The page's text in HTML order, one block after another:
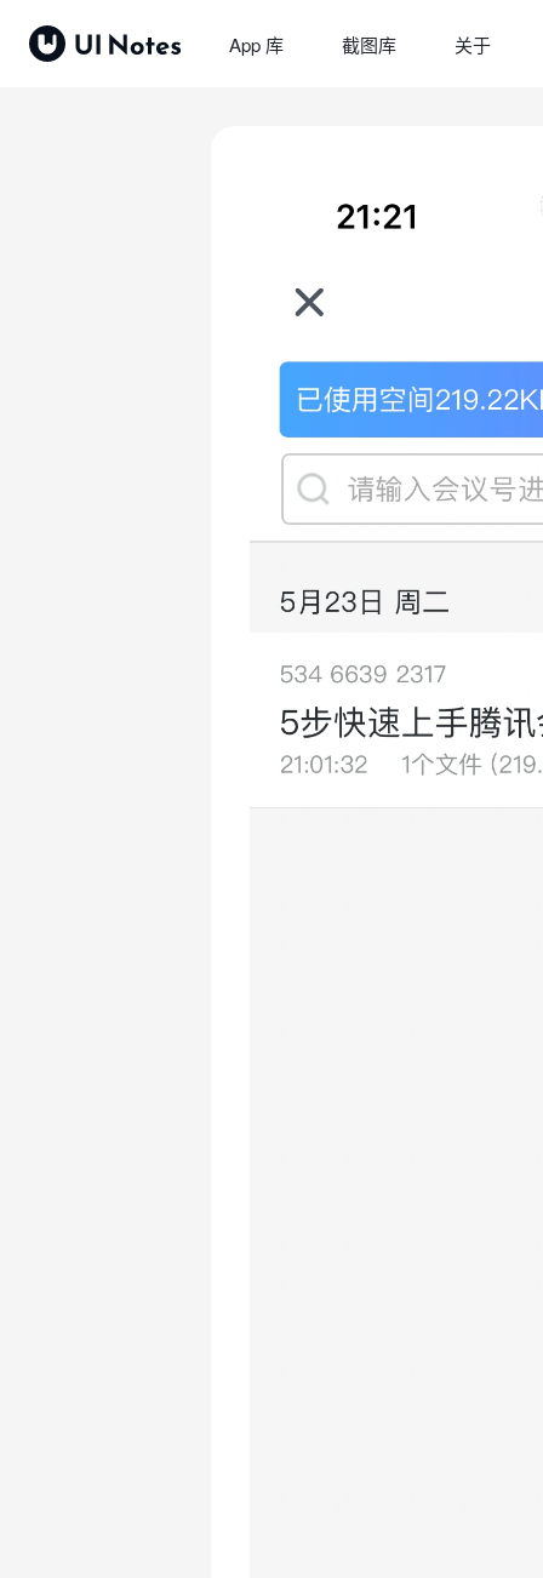
App 库 截图库 关于